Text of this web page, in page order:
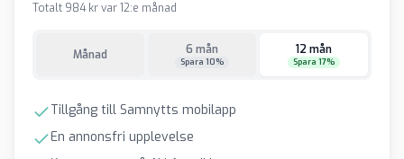
Totalt 984 kr var 12:e månad
Månad 6 mån
Spara 10%
12 mån
Spara 17%
Tillgång till Samnytts mobilapp
En annonsfri upplevelse